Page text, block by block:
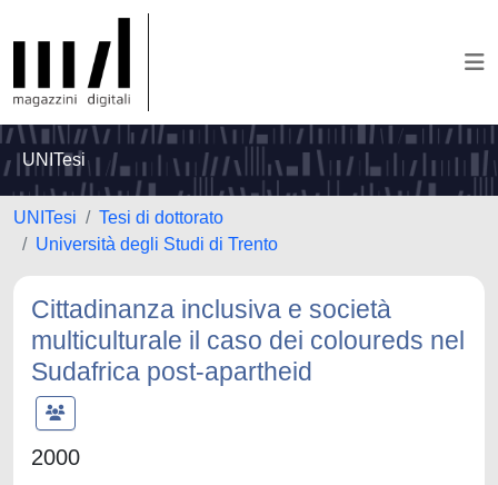
UNITesi
UNITesi
Tesi di dottorato
Università degli Studi di Trento
Cittadinanza inclusiva e società
multiculturale il caso dei coloureds nel
Sudafrica post-apartheid
2000